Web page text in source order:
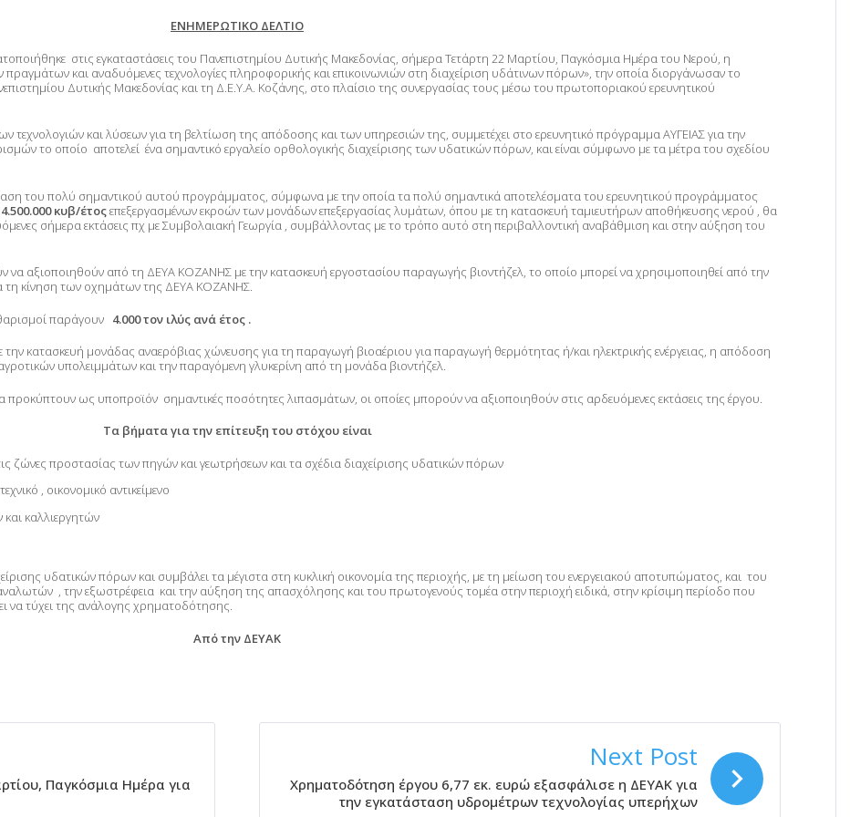
ΕΝΗΜΕΡΩΤΙΚΟ ΔΕΛΤΙΟ
στις εγκαταστάσεις του Πανεπιστημίου Δυτικής Μακεδονίας, σήμερα Τετάρτη 22 Μαρτίου, Παγκόσμια Ημέρα του Νερού, η
πραγμάτων και αναδυόμενες τεχνολογίες πληροφορικής και επικοινωνιών στη διαχείριση υδάτινων πόρων», την οποία διοργάνωσαν το
Δυτικής Μακεδονίας και τη Δ.Ε.Υ.Α. Κοζάνης, στο πλαίσιο της συνεργασίας τους μέσω του πρωτοποριακού ερευνητικού
τεχνολογιών και λύσεων για τη βελτίωση της απόδοσης και των υπηρεσιών της, συμμετέχει στο ερευνητικό πρόγραμμα ΑΥΓΕΙΑΣ για την
το οποίο αποτελεί ένα σημαντικό εργαλείο ορθολογικής διαχείρισης των υδατικών πόρων, και είναι σύμφωνο με τα μέτρα του σχεδίου
του πολύ σημαντικού αυτού προγράμματος, σύμφωνα με την οποία τα πολύ σημαντικά αποτελέσματα του ερευνητικού προγράμματος
4.500.000 κυβ/έτοςεπεξεργασμένων εκροών των μονάδων επεξεργασίας λυμάτων, όπου με τη κατασκευή ταμιευτήρων αποθήκευσης νερού , θα
σήμερα εκτάσεις πχ με Συμβολαιακή Γεωργία , συμβάλλοντας με το τρόπο αυτό στη περιβαλλοντική αναβάθμιση και στην αύξηση του
αξιοποιηθούν από τη ΔΕΥΑ ΚΟΖΑΝΗΣ με την κατασκευή εργοστασίου παραγωγής βιοντήζελ, το οποίο μπορεί να χρησιμοποιηθεί από την
τη κίνηση των οχημάτων της ΔΕΥΑ ΚΟΖΑΝΗΣ.
παράγουν 4.000 τον ιλύς ανά έτος .
κατασκευή μονάδας αναερόβιας χώνευσης για τη παραγωγή βιοαέριου για παραγωγή θερμότητας ή/και ηλεκτρικής ενέργειας, η απόδοση
υπολειμμάτων και την παραγόμενη γλυκερίνη από τη μονάδα βιοντήζελ.
ως υποπροϊόν σημαντικές ποσότητες λιπασμάτων, οι οποίες μπορούν να αξιοποιηθούν στις αρδευόμενες εκτάσεις της έργου.
Τα βήματα για την επίτευξη του στόχου είναι
ζώνες προστασίας των πηγών και γεωτρήσεων και τα σχέδια διαχείρισης υδατικών πόρων
, οικονομικό αντικείμενο
καλλιεργητών
υδατικών πόρων και συμβάλει τα μέγιστα στη κυκλική οικονομία της περιοχής, με τη μείωση του ενεργειακού αποτυπώματος, και του
, την εξωστρέφεια και την αύξηση της απασχόλησης και του πρωτογενούς τομέα στην περιοχή ειδικά, στην κρίσιμη περίοδο που
να τύχει της ανάλογης χρηματοδότησης.
Από την ΔΕΥΑΚ
Παγκόσμια Ημέρα για
Next Post
Χρηματοδότηση έργου 6,77 εκ. ευρώ εξασφάλισε η ΔΕΥΑΚ για
την εγκατάσταση υδρομέτρων τεχνολογίας υπερήχων